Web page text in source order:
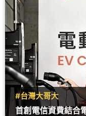
#台灣大哥大
首創電信資費結合